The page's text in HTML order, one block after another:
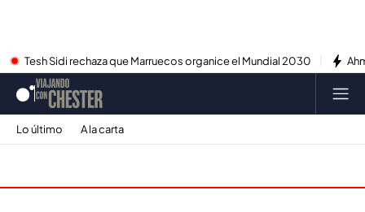
Tesh Sidi rechaza que Marruecos organice el Mundial 2030
Lo último A la carta